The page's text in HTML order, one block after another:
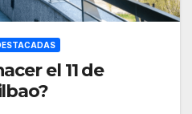
el 11 de